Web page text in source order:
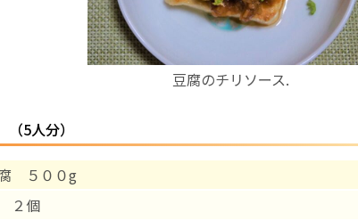
豆腐のチリソース.
5人分）
５００g
２個
母乳育児
予防接種
‘さんルーム’ でさまざまな講座・クラス